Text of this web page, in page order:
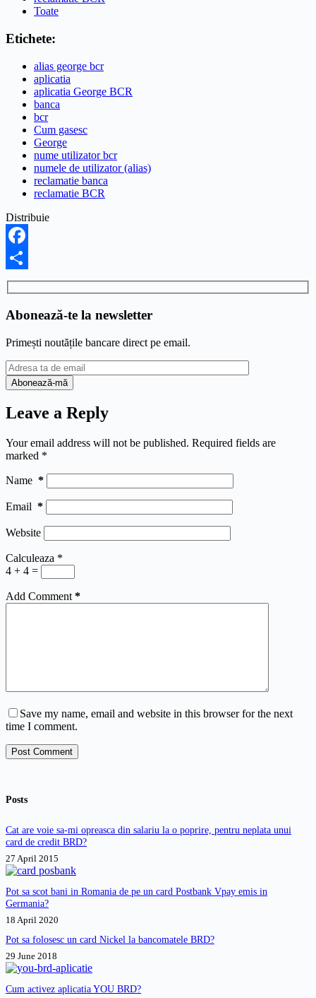
Toate
Etichete:
alias george bcr
aplicatia
aplicatia George BCR
banca
bcr
Cum gasesc
George
nume utilizator bcr
numele de utilizator (alias)
reclamatie banca
reclamatie BCR
Distribuie
Facebook
Share
Abonează-te la newsletter
Primești noutățile bancare direct pe email.
Leave a Reply
Your email address will not be published. Required fields are
marked *
Name *
Email *
Website
Calculeaza *
4 + 4 =
Add Comment *
Save my name, email and website in this browser for the next
time I comment.
Post Comment
Posts
Cat are voie sa-mi opreasca din salariu la o poprire, pentru neplata unui
card de credit BRD?
27 April 2015
Pot sa scot bani in Romania de pe un card Postbank Vpay emis in
Germania?
18 April 2020
Pot sa folosesc un card Nickel la bancomatele BRD?
29 June 2018
Cum activez aplicatia YOU BRD?